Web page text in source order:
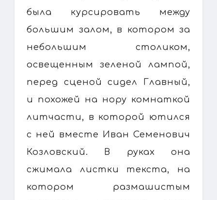
была курсировать между
большим залом, в котором за
небольшим столиком,
освещенным зеленой лампой,
перед сценой сидел Главный,
и похожей на нору комнаткой
литчасти, в которой ютился
с ней вместе Иван Семенович
Козловский. В руках она
сжимала листки текста, на
котором размашистым